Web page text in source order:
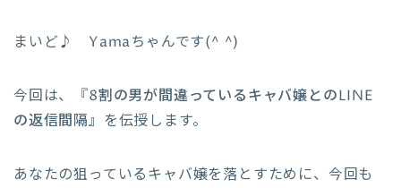
まいど♪ Yamaちゃんです(^ ^)
今回は、『8割の男が間違っているキャバ嬢とのLINE
の返信間隔』 を伝授します。
あなたの狙っているキャバ嬢を落とすために、今回も